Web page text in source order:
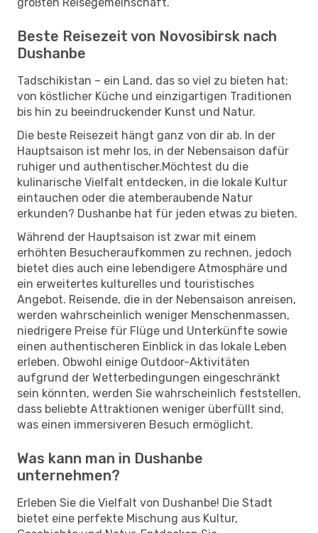
Beste Reisezeit von Novosibirsk nach
Dushanbe
Tadschikistan – ein Land, das so viel zu bieten hat:
von köstlicher Küche und einzigartigen Traditionen
bis hin zu beeindruckender Kunst und Natur.
Die beste Reisezeit hängt ganz von dir ab. In der
Hauptsaison ist mehr los, in der Nebensaison dafür
ruhiger und authentischer.Möchtest du die
kulinarische Vielfalt entdecken, in die lokale Kultur
eintauchen oder die atemberaubende Natur
erkunden? Dushanbe hat für jeden etwas zu bieten.
Während der Hauptsaison ist zwar mit einem
erhöhten Besucheraufkommen zu rechnen, jedoch
bietet dies auch eine lebendigere Atmosphäre und
ein erweitertes kulturelles und touristisches
Angebot. Reisende, die in der Nebensaison anreisen,
werden wahrscheinlich weniger Menschenmassen,
niedrigere Preise für Flüge und Unterkünfte sowie
einen authentischeren Einblick in das lokale Leben
erleben. Obwohl einige Outdoor-Aktivitäten
aufgrund der Wetterbedingungen eingeschränkt
sein könnten, werden Sie wahrscheinlich feststellen,
dass beliebte Attraktionen weniger überfüllt sind,
was einen immersiveren Besuch ermöglicht.
Was kann man in Dushanbe
unternehmen?
Erleben Sie die Vielfalt von Dushanbe! Die Stadt
bietet eine perfekte Mischung aus Kultur,